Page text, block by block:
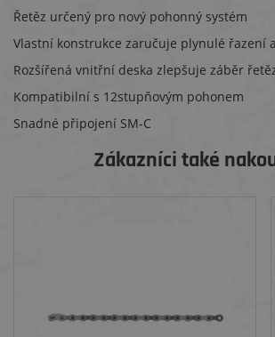
Řetěz určený pro nový pohonný systém
Vlastní konstrukce zaručuje plynulé řazení
Rozšířená vnitřní deska zlepšuje záběr
Kompatibilní s 12stupňovým pohonem
Snadné připojení SM-C
Zákazníci také